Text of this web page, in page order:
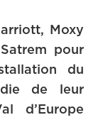
Moxy
pour
du
de leur
d’Europe